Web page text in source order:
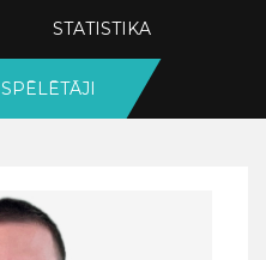
STATISTIKA
SPĒLĒTĀJI